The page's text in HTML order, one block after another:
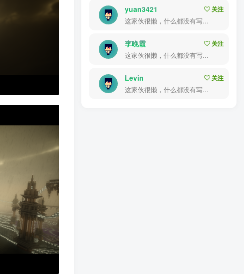
yuan3421
关注
这家伙很懒，什么都没有写...
李晚霞
关注
这家伙很懒，什么都没有写...
Levin
关注
这家伙很懒，什么都没有写...